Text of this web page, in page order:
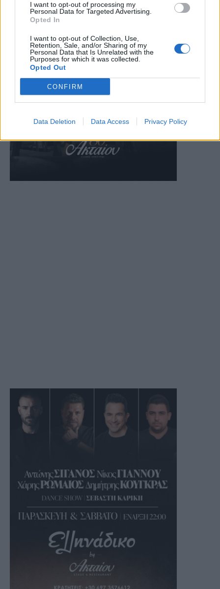
I want to opt-out of processing my
Personal Data for Targeted Advertising.
Opted In
I want to opt-out of Collection, Use,
Retention, Sale, and/or Sharing of my
Personal Data that Is Unrelated with the
Purposes for which it was collected.
Opted Out
CONFIRM
Data Deletion Data Access Privacy Policy